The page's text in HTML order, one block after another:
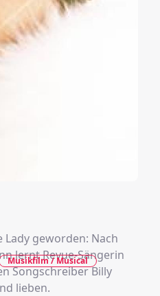
Lady geworden: Nach
lernt Revue-Sängerin
Songschreiber Billy
lieben.
Musikfilm / Musical